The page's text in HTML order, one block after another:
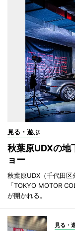
見る・遊ぶ
秋葉原UDXの地
ョー
秋葉原UDX（千代田
「TOKYO MOTOR
が開かれる。
見る・